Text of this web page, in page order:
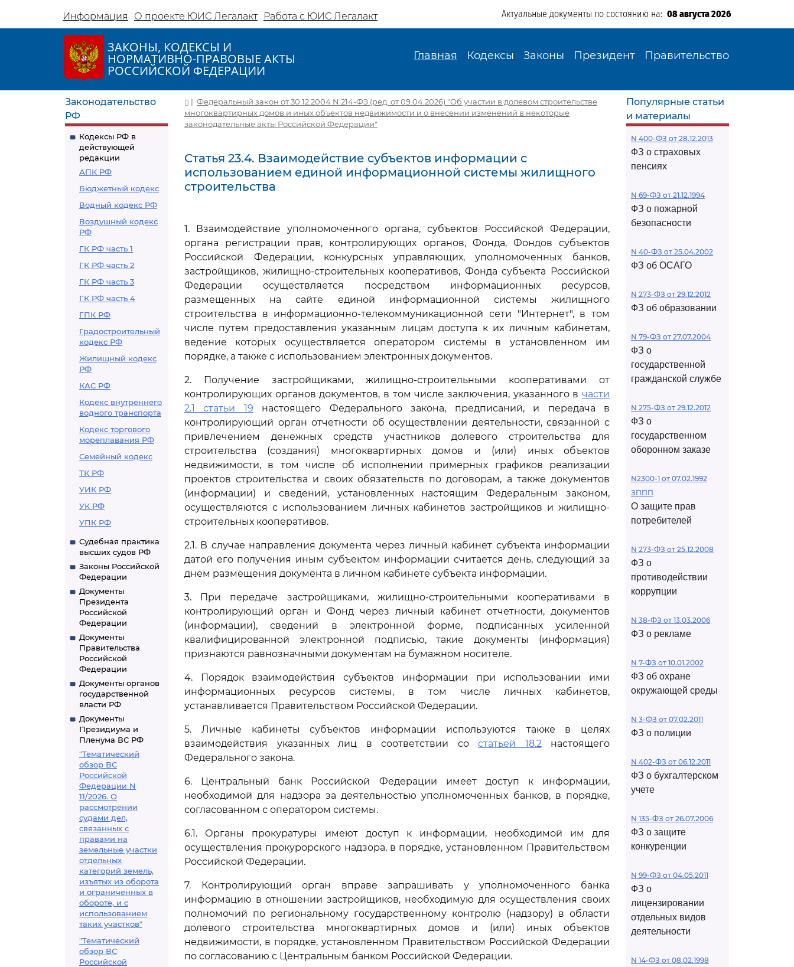
Информация О проекте ЮИС Легалакт Работа с ЮИС Легалакт Актуальные документы по состоянию на: 08 августа 2026
ЗАКОНЫ, КОДЕКСЫ И
НОРМАТИВНО-ПРАВОВЫЕ АКТЫ
РОССИЙСКОЙ ФЕДЕРАЦИИ
Главная Кодексы Законы Президент Правительство
Законодательство
РФ
Кодексы РФ в
действующей
редакции
АПК РФ
Бюджетный кодекс
Водный кодекс РФ
Воздушный кодекс
РФ
ГК РФ часть 1
ГК РФ часть 2
ГК РФ часть 3
ГК РФ часть 4
ГПК РФ
Градостроительный
кодекс РФ
Жилищный кодекс
РФ
КАС РФ
Кодекс внутреннего
водного транспорта
Кодекс торгового
мореплавания РФ
Семейный кодекс
ТК РФ
УИК РФ
УК РФ
УПК РФ
Судебная практика
высших судов РФ
Законы Российской
Федерации
Документы
Президента
Российской
Федерации
Документы
Правительства
Российской
Федерации
Документы органов
государственной
власти РФ
Документы
Президиума и
Пленума ВС РФ
"Тематический
обзор ВС
Российской
Федерации N
11/2026. О
рассмотрении
судами дел,
связанных с
правами на
земельные участки
отдельных
категорий земель,
изъятых из оборота
и ограниченных в
обороте, и с
использованием
таких участков"
"Тематический
обзор ВС
Российской
| Федеральный закон от 30.12.2004 N 214-ФЗ (ред. от 09.04.2026) "Об участии в долевом строительстве
многоквартирных домов и иных объектов недвижимости и о внесении изменений в некоторые
законодательные акты Российской Федерации"
Статья 23.4. Взаимодействие субъектов информации с
использованием единой информационной системы жилищного
строительства
1. Взаимодействие уполномоченного органа, субъектов Российской Федерации,
органа регистрации прав, контролирующих органов, Фонда, Фондов субъектов
Российской Федерации, конкурсных управляющих, уполномоченных банков,
застройщиков, жилищно-строительных кооперативов, Фонда субъекта Российской
Федерации осуществляется посредством информационных ресурсов,
размещенных на сайте единой информационной системы жилищного
строительства в информационно-телекоммуникационной сети "Интернет", в том
числе путем предоставления указанным лицам доступа к их личным кабинетам,
ведение которых осуществляется оператором системы в установленном им
порядке, а также с использованием электронных документов.
2. Получение застройщиками, жилищно-строительными кооперативами от
контролирующих органов документов, в том числе заключения, указанного в части
2.1 статьи 19 настоящего Федерального закона, предписаний, и передача в
контролирующий орган отчетности об осуществлении деятельности, связанной с
привлечением денежных средств участников долевого строительства для
строительства (создания) многоквартирных домов и (или) иных объектов
недвижимости, в том числе об исполнении примерных графиков реализации
проектов строительства и своих обязательств по договорам, а также документов
(информации) и сведений, установленных настоящим Федеральным законом,
осуществляются с использованием личных кабинетов застройщиков и жилищно-
строительных кооперативов.
2.1. В случае направления документа через личный кабинет субъекта информации
датой его получения иным субъектом информации считается день, следующий за
днем размещения документа в личном кабинете субъекта информации.
3. При передаче застройщиками, жилищно-строительными кооперативами в
контролирующий орган и Фонд через личный кабинет отчетности, документов
(информации), сведений в электронной форме, подписанных усиленной
квалифицированной электронной подписью, такие документы (информация)
признаются равнозначными документам на бумажном носителе.
4. Порядок взаимодействия субъектов информации при использовании ими
информационных ресурсов системы, в том числе личных кабинетов,
устанавливается Правительством Российской Федерации.
5. Личные кабинеты субъектов информации используются также в целях
взаимодействия указанных лиц в соответствии со статьей 18.2настоящего
Федерального закона.
6. Центральный банк Российской Федерации имеет доступ к информации,
необходимой для надзора за деятельностью уполномоченных банков, в порядке,
согласованном с оператором системы.
6.1. Органы прокуратуры имеют доступ к информации, необходимой им для
осуществления прокурорского надзора, в порядке, установленном Правительством
Российской Федерации.
7. Контролирующий орган вправе запрашивать у уполномоченного банка
информацию в отношении застройщиков, необходимую для осуществления своих
полномочий по региональному государственному контролю (надзору) в области
долевого строительства многоквартирных домов и (или) иных объектов
недвижимости, в порядке, установленном Правительством Российской Федерации
по согласованию с Центральным банком Российской Федерации.
Популярные статьи
и материалы
N 400-ФЗ от 28.12.2013
ФЗ о страховых
пенсиях
N 69-ФЗ от 21.12.1994
ФЗ о пожарной
безопасности
N 40-ФЗ от 25.04.2002
ФЗ об ОСАГО
N 273-ФЗ от 29.12.2012
ФЗ об образовании
N 79-ФЗ от 27.07.2004
ФЗ о
государственной
гражданской службе
N 275-ФЗ от 29.12.2012
ФЗ о
государственном
оборонном заказе
N2300-1 от 07.02.1992
ЗППП
О защите прав
потребителей
N 273-ФЗ от 25.12.2008
ФЗ о
противодействии
коррупции
N 38-ФЗ от 13.03.2006
ФЗ о рекламе
N 7-ФЗ от 10.01.2002
ФЗ об охране
окружающей среды
N 3-ФЗ от 07.02.2011
ФЗ о полиции
N 402-ФЗ от 06.12.2011
ФЗ о бухгалтерском
учете
N 135-ФЗ от 26.07.2006
ФЗ о защите
конкуренции
N 99-ФЗ от 04.05.2011
ФЗ о
лицензировании
отдельных видов
деятельности
N 14-ФЗ от 08.02.1998